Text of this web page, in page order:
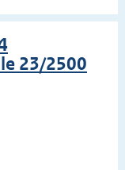
23/2500